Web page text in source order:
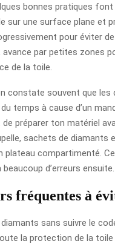
bonnes pratiques
sur une surface plane et
pour éviter
avance par petites zones
de la toile.
constate souvent que
temps à cause d’un
préparer ton matériel
sachets de diamants
plateau compartimenté.
d’erreurs ensuite.
fréquentes à
sans suivre le
la protection de la toile